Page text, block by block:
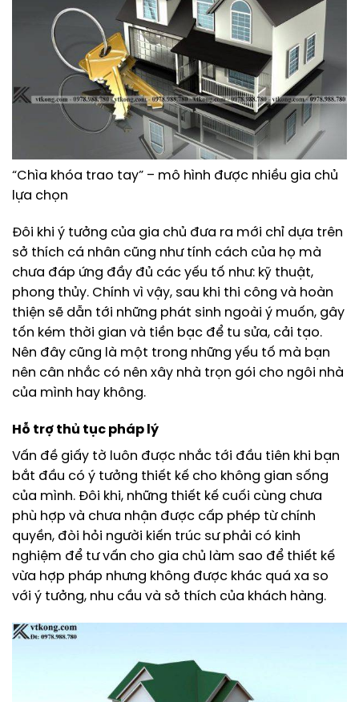
“Chìa khóa trao tay” – mô hình được nhiều gia chủ
lựa chọn
Đôi khi ý tưởng của gia chủ đưa ra mới chỉ dựa trên
sở thích cá nhân cũng như tính cách của họ mà
chưa đáp ứng đầy đủ các yếu tố như: kỹ thuật,
phong thủy. Chính vì vậy, sau khi thi công và hoàn
thiện sẽ dẫn tới những phát sinh ngoài ý muốn, gây
tốn kém thời gian và tiền bạc để tu sửa, cải tạo.
Nên đây cũng là một trong những yếu tố mà bạn
nên cân nhắc có nên xây nhà trọn gói cho ngôi nhà
của mình hay không.
Hỗ trợ thủ tục pháp lý
Vấn đề giấy tờ luôn được nhắc tới đầu tiên khi bạn
bắt đầu có ý tưởng thiết kế cho không gian sống
của mình. Đôi khi, những thiết kế cuối cùng chưa
phù hợp và chưa nhận được cấp phép từ chính
quyền, đòi hỏi người kiến trúc sư phải có kinh
nghiệm để tư vấn cho gia chủ làm sao để thiết kế
vừa hợp pháp nhưng không được khác quá xa so
với ý tưởng, nhu cầu và sở thích của khách hàng.